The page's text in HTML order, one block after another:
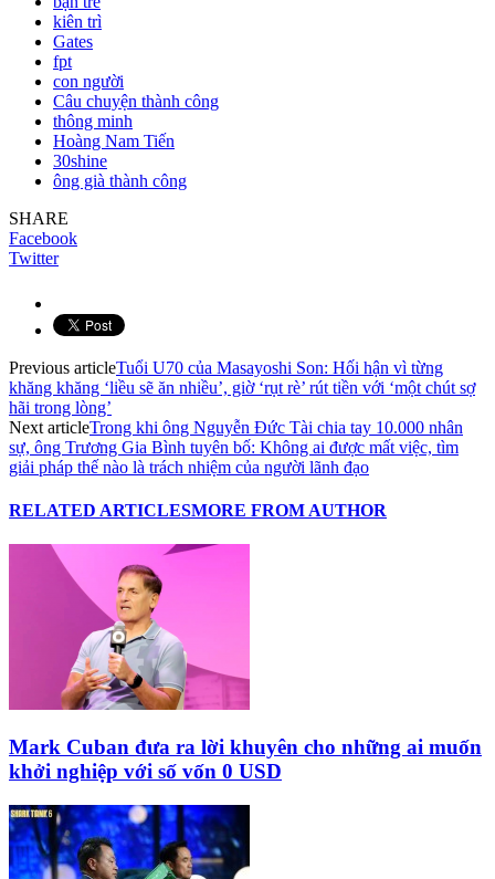
kiên trì
Gates
fpt
con người
Câu chuyện thành công
thông minh
Hoàng Nam Tiến
30shine
ông già thành công
SHARE
Facebook
Twitter
Previous articleTuổi U70 của Masayoshi Son: Hối hận vì từng
khăng khăng ‘liều sẽ ăn nhiều’, giờ ‘rụt rè’ rút tiền với ‘một chút sợ
hãi trong lòng’
Next articleTrong khi ông Nguyễn Đức Tài chia tay 10.000 nhân
sự, ông Trương Gia Bình tuyên bố: Không ai được mất việc, tìm
giải pháp thế nào là trách nhiệm của người lãnh đạo
RELATED ARTICLESMORE FROM AUTHOR
Mark Cuban đưa ra lời khuyên cho những ai muốn
khởi nghiệp với số vốn 0 USD